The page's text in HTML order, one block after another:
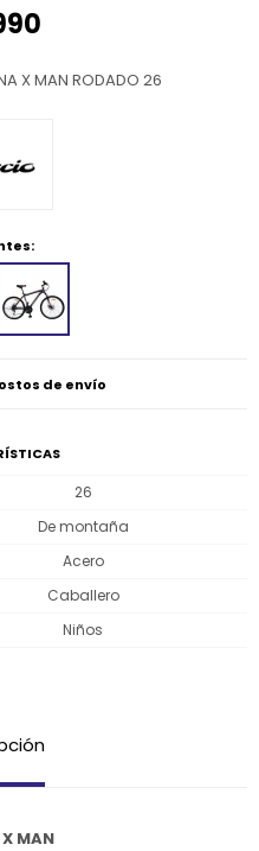
X MAN RODADO 26
de envío
26
De montaña
Acero
Caballero
Niños
MAN